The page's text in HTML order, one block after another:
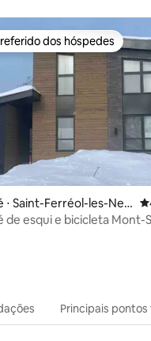
média de 5, 27
os melhores preferidos dos
dos hóspedes
⋅ Saint-Ferréol-les-Neig
de esqui e bicicleta Mont-
Principais